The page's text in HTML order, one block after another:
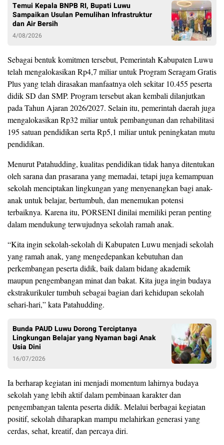
Temui Kepala BNPB RI, Bupati Luwu
Sampaikan Usulan Pemulihan Infrastruktur
dan Air Bersih
4/08/2026
Sebagai bentuk komitmen tersebut, Pemerintah Kabupaten Luwu
telah mengalokasikan Rp4,7 miliar untuk Program Seragam Gratis
Plus yang telah dirasakan manfaatnya oleh sekitar 10.455 peserta
didik SD dan SMP. Program tersebut akan kembali dilanjutkan
pada Tahun Ajaran 2026/2027. Selain itu, pemerintah daerah juga
mengalokasikan Rp32 miliar untuk pembangunan dan rehabilitasi
195 satuan pendidikan serta Rp5,1 miliar untuk peningkatan mutu
pendidikan.
Menurut Patahudding, kualitas pendidikan tidak hanya ditentukan
oleh sarana dan prasarana yang memadai, tetapi juga kemampuan
sekolah menciptakan lingkungan yang menyenangkan bagi anak-
anak untuk belajar, bertumbuh, dan menemukan potensi
terbaiknya. Karena itu, PORSENI dinilai memiliki peran penting
dalam mendukung terwujudnya sekolah ramah anak.
“Kita ingin sekolah-sekolah di Kabupaten Luwu menjadi sekolah
yang ramah anak, yang mengedepankan kebutuhan dan
perkembangan peserta didik, baik dalam bidang akademik
maupun pengembangan minat dan bakat. Kita juga ingin budaya
ekstrakurikuler tumbuh sebagai bagian dari kehidupan sekolah
sehari-hari,” kata Patahudding.
Bunda PAUD Luwu Dorong Terciptanya
Lingkungan Belajar yang Nyaman bagi Anak
Usia Dini
16/07/2026
Ia berharap kegiatan ini menjadi momentum lahirnya budaya
sekolah yang lebih aktif dalam pembinaan karakter dan
pengembangan talenta peserta didik. Melalui berbagai kegiatan
positif, sekolah diharapkan mampu melahirkan generasi yang
cerdas, sehat, kreatif, dan percaya diri.